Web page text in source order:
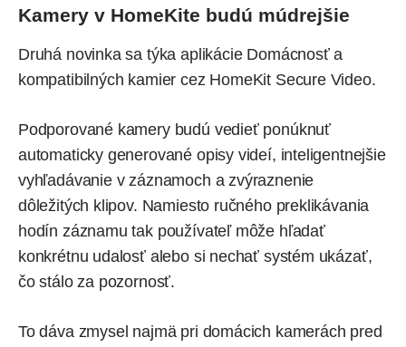
Kamery v HomeKite budú múdrejšie
Druhá novinka sa týka aplikácie Domácnosť a
kompatibilných kamier cez HomeKit Secure Video.
Podporované kamery budú vedieť ponúknuť
automaticky generované opisy videí, inteligentnejšie
vyhľadávanie v záznamoch a zvýraznenie
dôležitých klipov. Namiesto ručného preklikávania
hodín záznamu tak používateľ môže hľadať
konkrétnu udalosť alebo si nechať systém ukázať,
čo stálo za pozornosť.
To dáva zmysel najmä pri domácich kamerách pred